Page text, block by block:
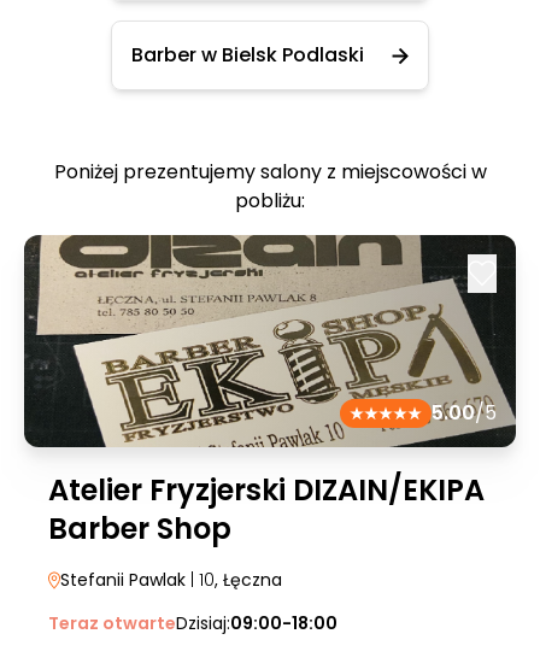
Barber w Bielsk Podlaski
Poniżej prezentujemy salony z miejscowości w
pobliżu:
5.00/5
Atelier Fryzjerski DIZAIN/EKIPA
Barber Shop
Stefanii Pawlak | 10, Łęczna
Teraz otwarteDzisiaj:09:00-18:00